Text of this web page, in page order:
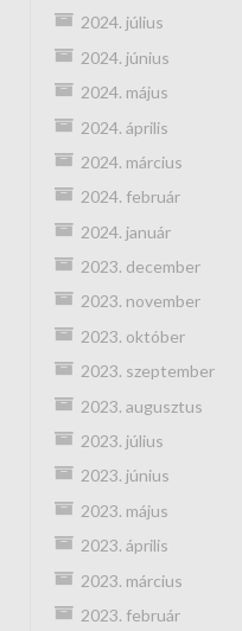
2024. július
2024. június
2024. május
2024. április
2024. március
2024. február
2024. január
2023. december
2023. november
2023. október
2023. szeptember
2023. augusztus
2023. július
2023. június
2023. május
2023. április
2023. március
2023. február